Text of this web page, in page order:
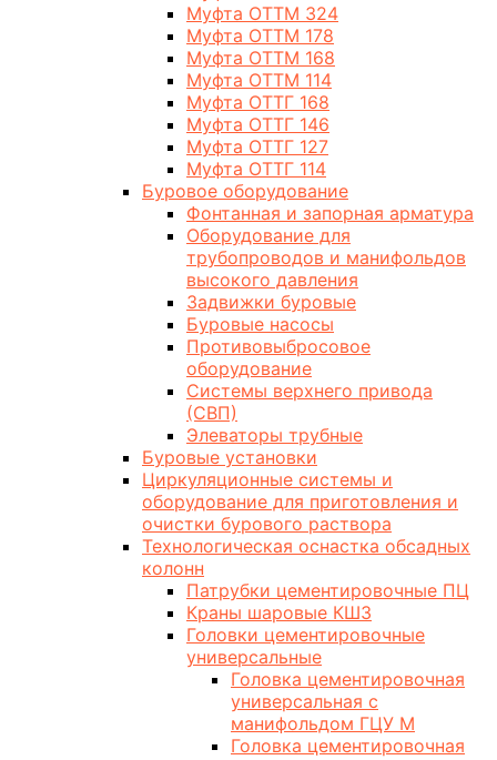
Муфта ОТТМ 324
Муфта ОТТМ 178
Муфта ОТТМ 168
Муфта ОТТМ 114
Муфта ОТТГ 168
Муфта ОТТГ 146
Муфта ОТТГ 127
Муфта ОТТГ 114
Буровое оборудование
Фонтанная и запорная арматура
Оборудование для
трубопроводов и манифольдов
высокого давления
Задвижки буровые
Буровые насосы
Противовыбросовое
оборудование
Системы верхнего привода
(СВП)
Элеваторы трубные
Буровые установки
Циркуляционные системы и
оборудование для приготовления и
очистки бурового раствора
Технологическая оснастка обсадных
колонн
Патрубки цементировочные ПЦ
Краны шаровые КШЗ
Головки цементировочные
универсальные
Головка цементировочная
универсальная с
манифольдом ГЦУ М
Головка цементировочная